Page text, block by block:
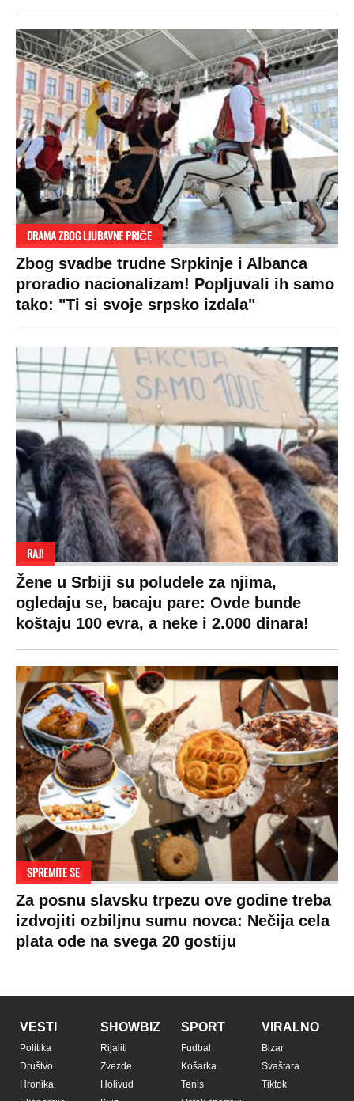
SPREMITE SE
Za posnu slavsku trpezu ove godine treba
izdvojiti ozbiljnu sumu novca: Nečija cela
plata ode na svega 20 gostiju
VESTI
Politika
Društvo
Hronika
Ekonomija
Kosovo
Sudbine
SHOWBIZ
Rijaliti
Zvezde
Holivud
Kviz
SPORT
Fudbal
Košarka
Tenis
Ostali sportovi
Navijači
Showtime
VIRALNO
Bizar
Svaštara
Tiktok
LIFESTYLE
Stil
Ljubav
Zdravlje
Hi-Tech
Kultura
SVET
Planeta
Globalno zagrevanje
Hrvatska
BiH
Crna Gora
Makedonija
Auto
MONDO INC.
Impressum
Kontakt
Marketing
Politika o kolačićima
Uslovi korišćenja
Politika privatnosti
Privacy policy
Terms of service
Prijatelji sajta
Copyright © Espreso.co.rs 2026. Sva prava zadržana. Mondo inc.